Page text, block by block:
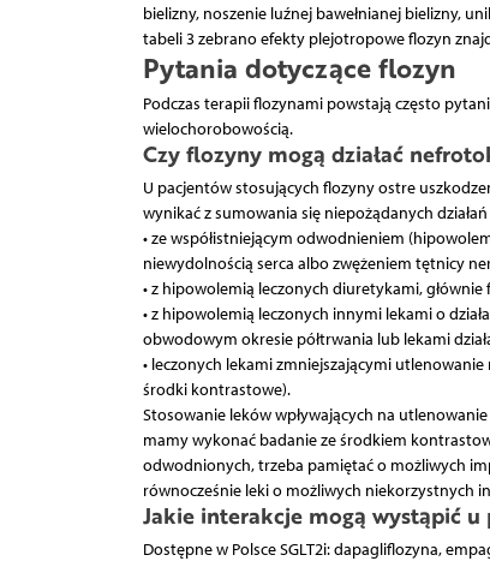
bielizny, noszenie luźnej bawełnianej bielizny,
tabeli 3 zebrano efekty plejotropowe flozyn
Pytania dotyczące flozyn
Podczas terapii flozynami powstają często
wielochorobowością.
Czy flozyny mogą działać
U pacjentów stosujących flozyny ostre
wynikać z sumowania się niepożądanych
• ze współistniejącym odwodnieniem
niewydolnością serca albo zwężeniem tętnicy
• z hipowolemią leczonych diuretykami,
• z hipowolemią leczonych innymi lekami o
obwodowym okresie półtrwania lub lekami
• leczonych lekami zmniejszającymi
środki kontrastowe).
Stosowanie leków wpływających na
mamy wykonać badanie ze środkiem
odwodnionych, trzeba pamiętać o możliwych
równocześnie leki o możliwych niekorzystnych
Jakie interakcje mogą wystąpić
Dostępne w Polsce SGLT2i: dapagliflozyna,